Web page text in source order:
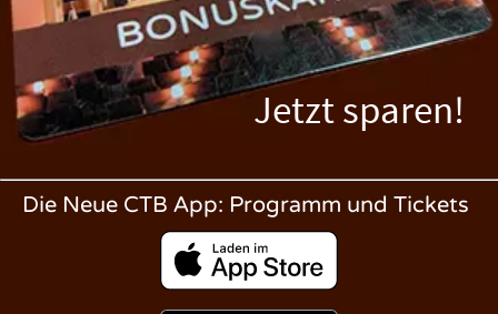
Jetzt sparen!
Die Neue CTB App: Programm und Tickets